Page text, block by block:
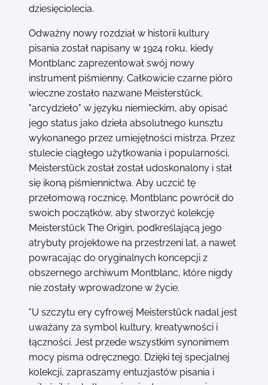
dziesięciolecia.
Odważny nowy rozdział w historii kultury
pisania został napisany w 1924 roku, kiedy
Montblanc zaprezentował swój nowy
instrument piśmienny. Całkowicie czarne pióro
wieczne zostało nazwane Meisterstück,
"arcydzieło" w języku niemieckim, aby opisać
jego status jako dzieła absolutnego kunsztu
wykonanego przez umiejętności mistrza. Przez
stulecie ciągłego użytkowania i popularności,
Meisterstück został został udoskonalony i stał
się ikoną piśmiennictwa. Aby uczcić tę
przełomową rocznicę, Montblanc powrócił do
swoich początków, aby stworzyć kolekcję
Meisterstück The Origin, podkreślającą jego
atrybuty projektowe na przestrzeni lat, a nawet
powracając do oryginalnych koncepcji z
obszernego archiwum Montblanc, które nigdy
nie zostały wprowadzone w życie.
"U szczytu ery cyfrowej Meisterstück nadal jest
uważany za symbol kultury, kreatywności i
łączności. Jest przede wszystkim synonimem
mocy pisma odręcznego. Dzięki tej specjalnej
kolekcji, zapraszamy entuzjastów pisania i